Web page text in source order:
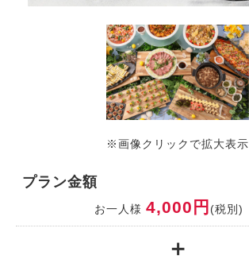
※画像クリックで拡大表示
プラン金額
お一人様 4,000円 (税別)